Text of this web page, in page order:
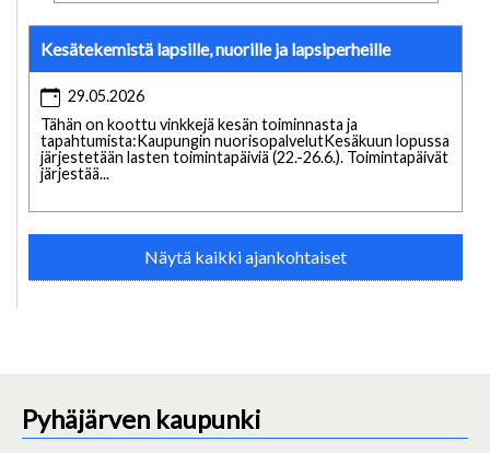
Kesätekemistä lapsille, nuorille ja lapsiperheille
29.05.2026
Tähän on koottu vinkkejä kesän toiminnasta ja
tapahtumista:Kaupungin nuorisopalvelutKesäkuun lopussa
järjestetään lasten toimintapäiviä (22.-26.6.). Toimintapäivät
järjestää...
Näytä kaikki ajankohtaiset
Pyhäjärven kaupunki